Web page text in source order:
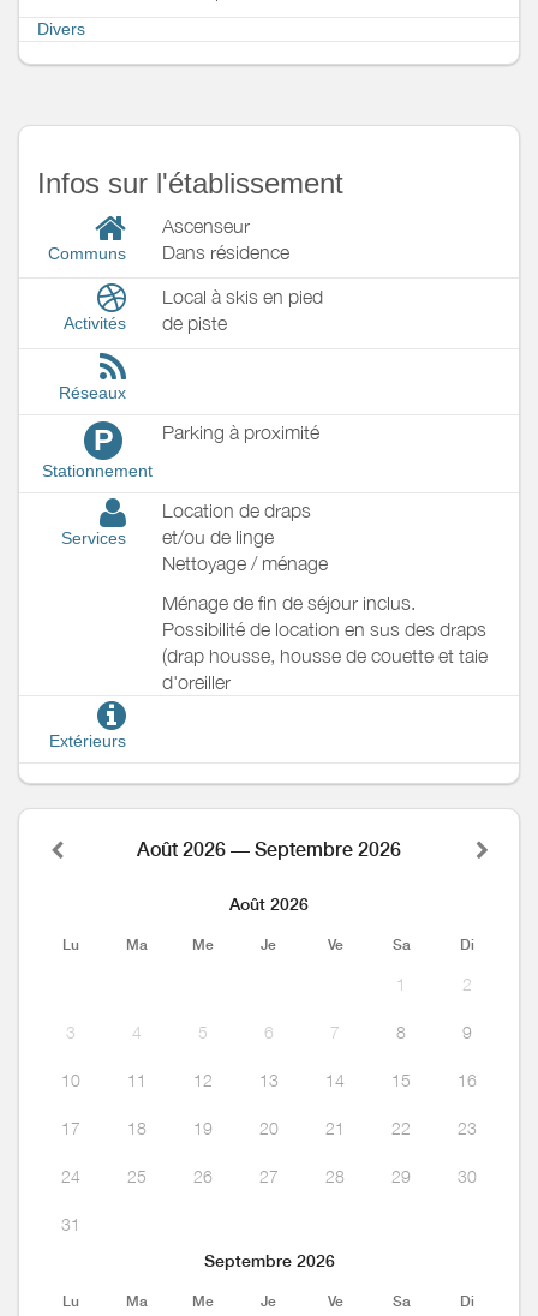
Divers
Infos sur l'établissement
Communs
Ascenseur
Dans résidence
Activités
Local à skis en pied
de piste
Réseaux
P
Stationnement
Parking à proximité
Services
Location de draps
et/ou de linge
Nettoyage / ménage
Ménage de fin de séjour inclus.
Possibilité de location en sus des draps
(drap housse, housse de couette et taie
d'oreiller
Extérieurs
Août 2026 — Septembre 2026
Août 2026
Lu Ma Me Je Ve Sa Di
1 2
3 4 5 6 7 8 9
10 11 12 13 14 15 16
17 18 19 20 21 22 23
24 25 26 27 28 29 30
31
Septembre 2026
Lu Ma Me Je Ve Sa Di